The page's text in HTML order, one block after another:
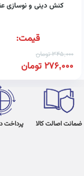
کنش دینی و نوسازی
قیمت:
345,000تومان
276,000تومان
ضمانت اصالت کالا پرداخت در 4